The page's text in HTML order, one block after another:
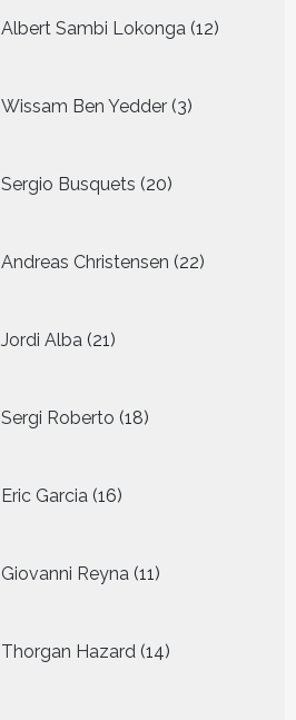
Albert Sambi Lokonga 12
Wissam Ben Yedder 3
producten
Sergio Busquets 20
producten
Andreas Christensen 22
producten
Jordi Alba 21
producten
Sergi Roberto 18
producten
Eric Garcia 16
producten
Giovanni Reyna 11
producten
Thorgan Hazard 14
producten